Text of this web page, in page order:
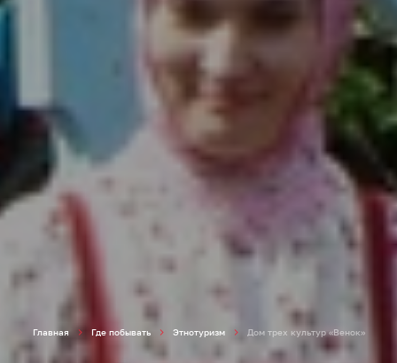
Главная Где побывать Этнотуризм Дом трех культур «Венок»